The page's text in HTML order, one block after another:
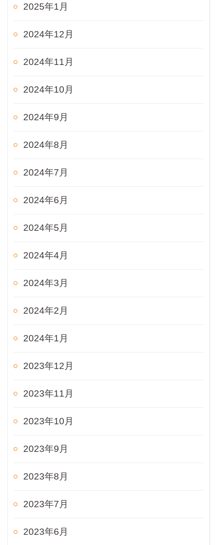
2025年1月
2024年12月
2024年11月
2024年10月
2024年9月
2024年8月
2024年7月
2024年6月
2024年5月
2024年4月
2024年3月
2024年2月
2024年1月
2023年12月
2023年11月
2023年10月
2023年9月
2023年8月
2023年7月
2023年6月